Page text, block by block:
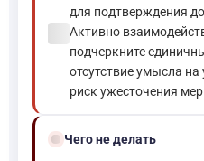
для подтверждения
Активно
подчеркните
отсутствие умысла
риск ужесточения
block Чего не делать